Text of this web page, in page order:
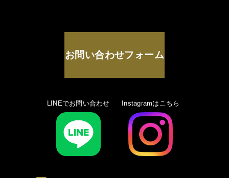
お問い合わせフォーム
LINEでお問い合わせ Instagramはこちら